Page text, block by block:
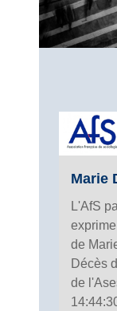
Marie
L'AfS
de
Décès
de